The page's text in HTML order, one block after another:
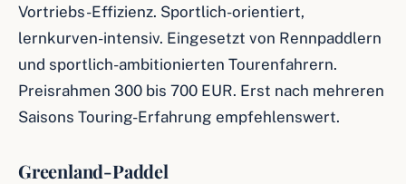
Vortriebs-Effizienz. Sportlich-orientiert,
lernkurven-intensiv. Eingesetzt von Rennpaddlern
und sportlich-ambitionierten Tourenfahrern.
Preisrahmen 300 bis 700 EUR. Erst nach mehreren
Saisons Touring-Erfahrung empfehlenswert.
Greenland-Paddel